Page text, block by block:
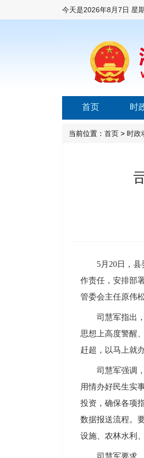
今天是2026年8月7日 星
首页 时
当前位置： 首页 > 时政
5月20日，
作责任，安排部
管委会主任原伟
司慧军指出
思想上高度警醒
赶超，以马上就
司慧军强调
用情办好民生实
投资，确保各项
数据报送流程。
设施、农林水利
司慧军要求